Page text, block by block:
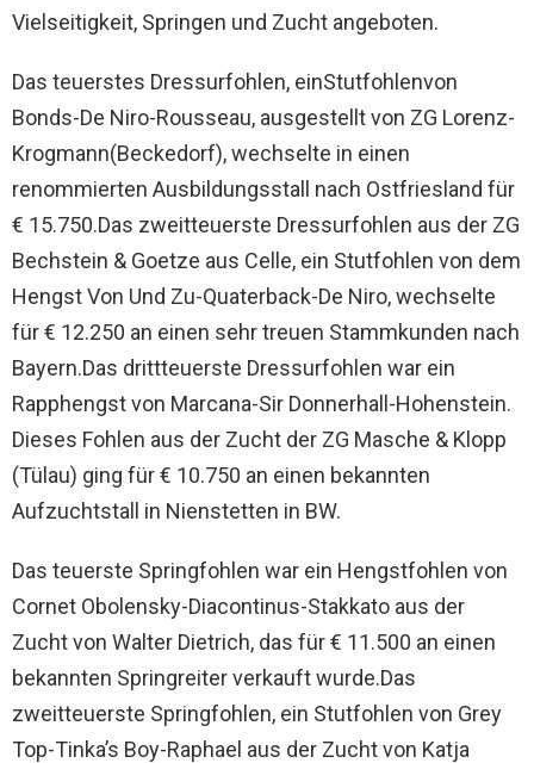
Vielseitigkeit, Springen und Zucht angeboten.
Das teuerstes Dressurfohlen, einStutfohlenvon
Bonds-De Niro-Rousseau, ausgestellt von ZG Lorenz-
Krogmann(Beckedorf), wechselte in einen
renommierten Ausbildungsstall nach Ostfriesland für
€ 15.750.Das zweitteuerste Dressurfohlen aus der ZG
Bechstein & Goetze aus Celle, ein Stutfohlen von dem
Hengst Von Und Zu-Quaterback-De Niro, wechselte
für € 12.250 an einen sehr treuen Stammkunden nach
Bayern.Das drittteuerste Dressurfohlen war ein
Rapphengst von Marcana-Sir Donnerhall-Hohenstein.
Dieses Fohlen aus der Zucht der ZG Masche & Klopp
(Tülau) ging für € 10.750 an einen bekannten
Aufzuchtstall in Nienstetten in BW.
Das teuerste Springfohlen war ein Hengstfohlen von
Cornet Obolensky-Diacontinus-Stakkato aus der
Zucht von Walter Dietrich, das für € 11.500 an einen
bekannten Springreiter verkauft wurde.Das
zweitteuerste Springfohlen, ein Stutfohlen von Grey
Top-Tinka’s Boy-Raphael aus der Zucht von Katja